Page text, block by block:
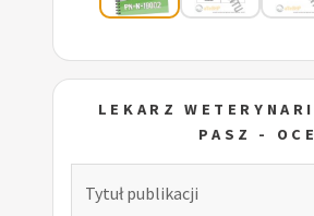
LEKARZ
PASZ -
Tytuł publikacji